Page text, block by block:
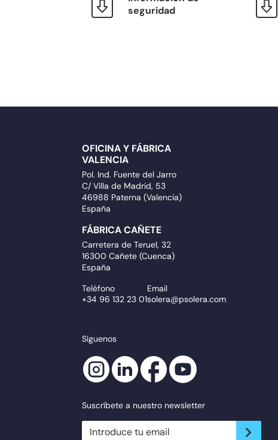
seguridad
OFICINA Y FÁBRICA
VALENCIA
Pol. Ind. Fuente del Jarro
C/ Villa de Madrid, 53
46988 Paterna (Valencia)
España
FÁBRICA CAÑETE
Carretera de Teruel, 32
16300 Cañete (Cuenca)
España
Teléfono
+34 96 132 23 01
Email
solera@psolera.com
Síguenos
Suscríbete a nuestro newsletter
newsletter.suscribe